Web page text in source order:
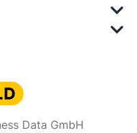
Data GmbH